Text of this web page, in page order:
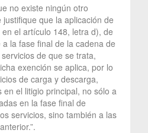
no existe ningún otro
que la aplicación de
el artículo 148, letra d), de
la fase final de la cadena de
de que se trata,
exención se aplica, por lo
de carga y descarga,
el litigio principal, no sólo a
en la fase final de
servicios, sino también a las